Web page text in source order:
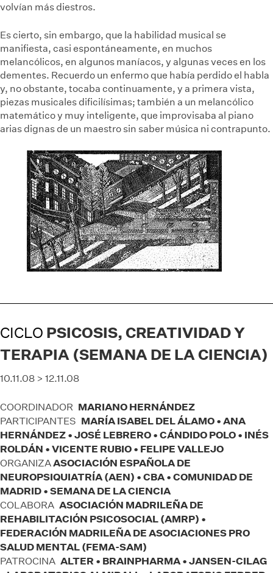
volvían más diestros.
Es cierto, sin embargo, que la habilidad musical se
manifiesta, casi espontáneamente, en muchos
melancólicos, en algunos maníacos, y algunas veces en los
dementes. Recuerdo un enfermo que había perdido el habla
y, no obstante, tocaba continuamente, y a primera vista,
piezas musicales dificilísimas; también a un melancólico
matemático y muy inteligente, que improvisaba al piano
arias dignas de un maestro sin saber música ni contrapunto.
CICLO PSICOSIS, CREATIVIDAD Y
TERAPIA (SEMANA DE LA CIENCIA)
10.11.08 > 12.11.08
COORDINADOR MARIANO HERNÁNDEZ
PARTICIPANTES MARÍA ISABEL DEL ÁLAMO • ANA
HERNÁNDEZ • JOSÉ LEBRERO • CÁNDIDO POLO • INÉS
ROLDÁN • VICENTE RUBIO • FELIPE VALLEJO
ORGANIZAASOCIACIÓN ESPAÑOLA DE
NEUROPSIQUIATRÍA (AEN) • CBA • COMUNIDAD DE
MADRID • SEMANA DE LA CIENCIA
COLABORA ASOCIACIÓN MADRILEÑA DE
REHABILITACIÓN PSICOSOCIAL (AMRP) •
FEDERACIÓN MADRILEÑA DE ASOCIACIONES PRO
SALUD MENTAL (FEMA-SAM)
PATROCINA ALTER • BRAINPHARMA • JANSEN-CILAG